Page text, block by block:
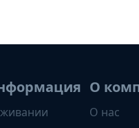
О
О нас